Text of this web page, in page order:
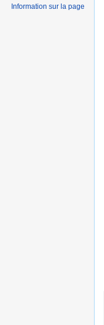
Information sur la page